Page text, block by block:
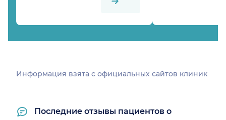
Информация взята c официальных сайтов клиник
Последние отзывы пациентов о